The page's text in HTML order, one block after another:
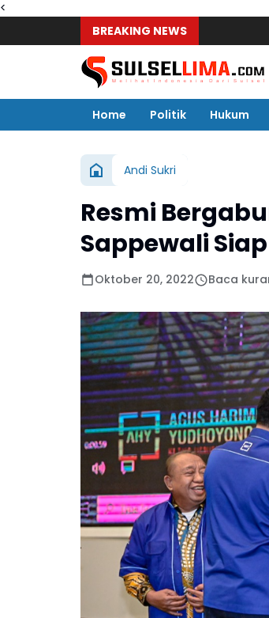
<
BREAKING NEWS
Home
Politik Hukum
Andi Sukri
Resmi
Sappewali
Oktober 20, 2022 Baca